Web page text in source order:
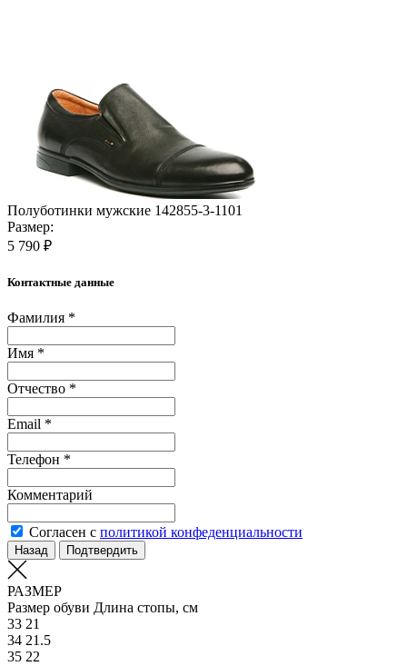
Полуботинки мужские 142855-3-1101
Размер:
5 790 ₽
Контактные данные
Фамилия *
Имя *
Отчество *
Email *
Телефон *
Комментарий
Согласен с политикой конфеденциальности
Назад Подтвердить
РАЗМЕР
Размер обуви Длина стопы, см
33 21
34 21.5
35 22